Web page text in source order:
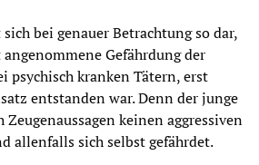
bei genauer Betrachtung so dar,
Gefährdung der
psychisch kranken Tätern, erst
entstanden war. Denn der junge
keinen aggressiven
allenfalls sich selbst gefährdet.